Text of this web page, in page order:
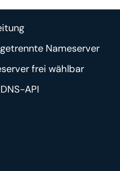
Nameserver
frei wählbar
API